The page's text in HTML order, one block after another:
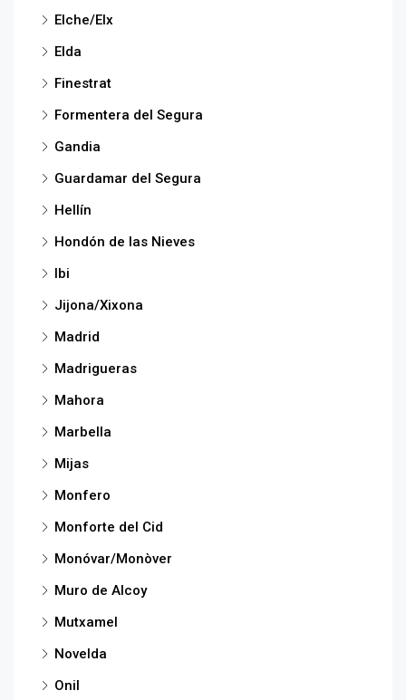
Elche/Elx
Elda
Finestrat
Formentera del Segura
Gandia
Guardamar del Segura
Hellín
Hondón de las Nieves
Ibi
Jijona/Xixona
Madrid
Madrigueras
Mahora
Marbella
Mijas
Monfero
Monforte del Cid
Monóvar/Monòver
Muro de Alcoy
Mutxamel
Novelda
Onil